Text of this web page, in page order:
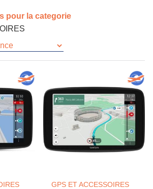
pour la categorie
GPS ET ACCESSOIRES